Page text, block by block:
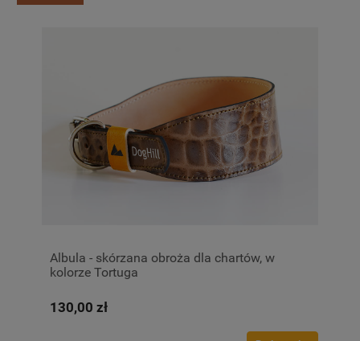
Albula - skórzana obroża dla chartów, w
kolorze Tortuga
130,00 zł